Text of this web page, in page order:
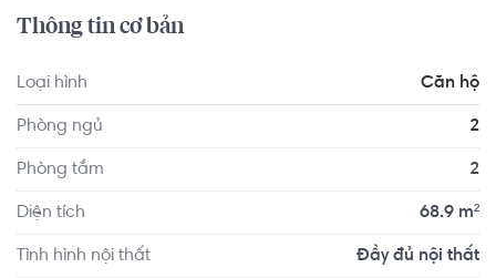
Khu căn hộ I-Home nằm trong khu dân cư hiện hữu với hệ
thống giao thông thuận lợi và kết nối nhanh chóng đến:
C, trường Đại học Hồng Bàng.
Thông tin cơ bản
Loại hình Căn hộ
Phòng ngủ 2
Phòng tắm 2
Diện tích 68.9 m²
Tình hình nội thất Đầy đủ nội thất